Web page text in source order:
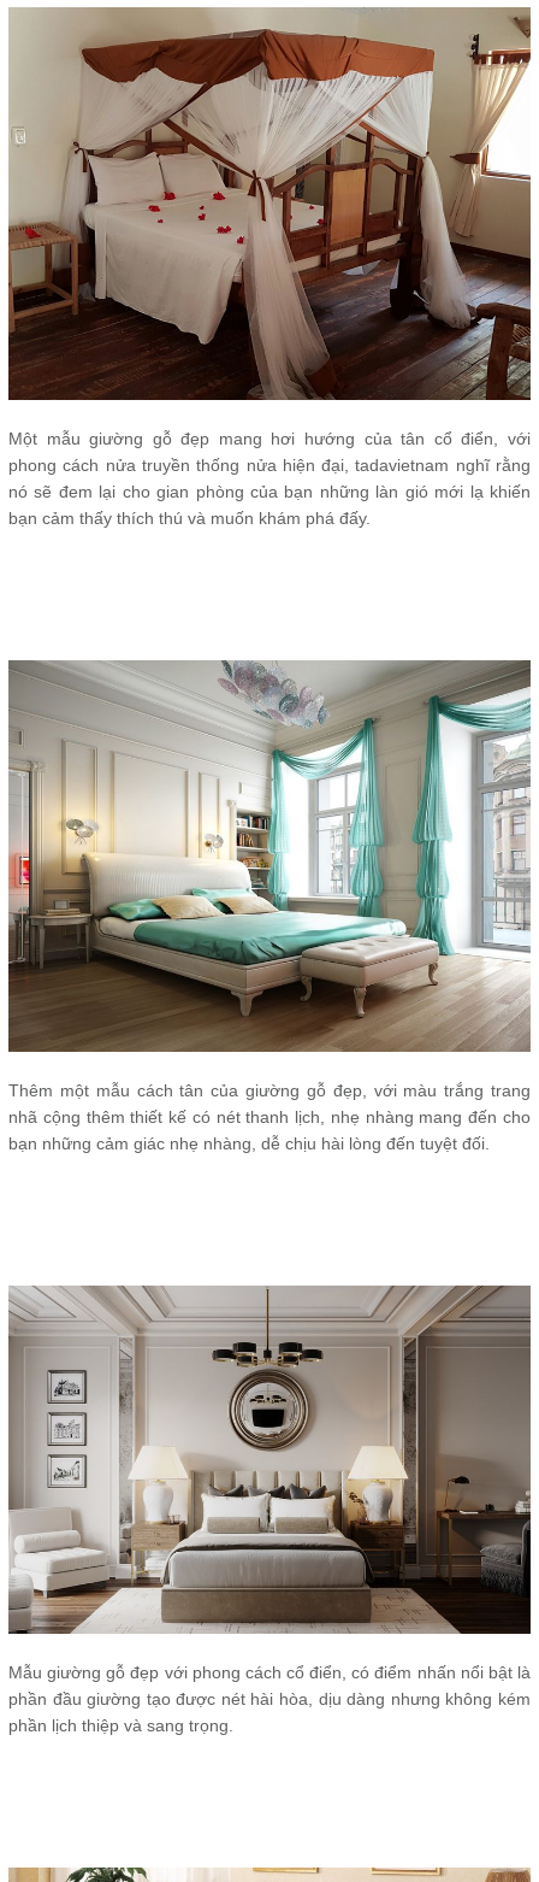
Một mẫu giường gỗ đẹp mang hơi hướng của tân cổ điển, với
phong cách nửa truyền thống nửa hiện đại, tadavietnam nghĩ rằng
nó sẽ đem lại cho gian phòng của bạn những làn gió mới lạ khiến
bạn cảm thấy thích thú và muốn khám phá đấy.
Thêm một mẫu cách tân của giường gỗ đẹp, với màu trắng trang
nhã cộng thêm thiết kế có nét thanh lịch, nhẹ nhàng mang đến cho
bạn những cảm giác nhẹ nhàng, dễ chịu hài lòng đến tuyệt đối.
Mẫu giường gỗ đẹp với phong cách cổ điển, có điểm nhấn nổi bật là
phần đầu giường tạo được nét hài hòa, dịu dàng nhưng không kém
phần lịch thiệp và sang trọng.